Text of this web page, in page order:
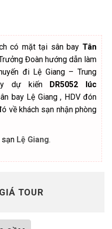
có mặt tại sân bayTân
Đoàn hướng dẫn làm
đi Lệ Giang – Trung
dự kiến
DR5052 lúc
bay Lệ Giang , HDV đón
về khách sạn nhận phòng
sạn Lệ Giang.
TOUR